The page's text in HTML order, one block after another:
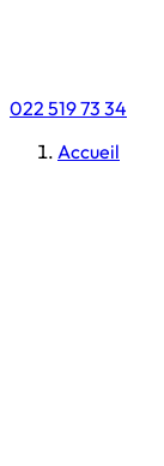
022 519 73 34
Accueil